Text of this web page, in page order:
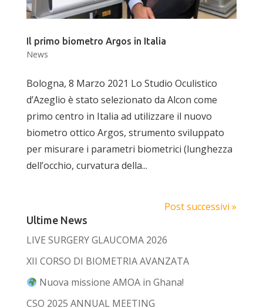
Il primo biometro Argos in Italia
News
Bologna, 8 Marzo 2021 Lo Studio Oculistico
d’Azeglio è stato selezionato da Alcon come
primo centro in Italia ad utilizzare il nuovo
biometro ottico Argos, strumento sviluppato
per misurare i parametri biometrici (lunghezza
dell’occhio, curvatura della...
Post successivi »
Ultime News
LIVE SURGERY GLAUCOMA 2026
XII CORSO DI BIOMETRIA AVANZATA
Nuova missione AMOA in Ghana!
CSO 2025 ANNUAL MEETING